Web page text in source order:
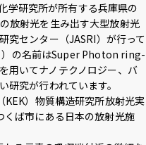
学研究所が所有する兵庫県の
放射光を生み出す大型放射光
究センター（JASRI）が行って
）の名前はSuper Photon ring-
用いてナノテクノロジー、バ
究が行われています。
KEK）物質構造研究所放射光実
ば市にある日本の放射光施